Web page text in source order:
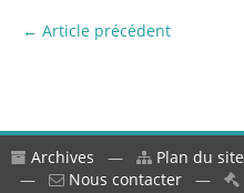
← Article précédent
Archives — Plan du site
—
Nous contacter —